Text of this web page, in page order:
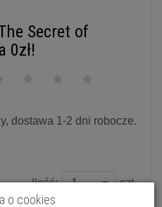
Secret of
0zł!
dostawa 1-2 dni robocze.
Ilość: szt.
o cookies